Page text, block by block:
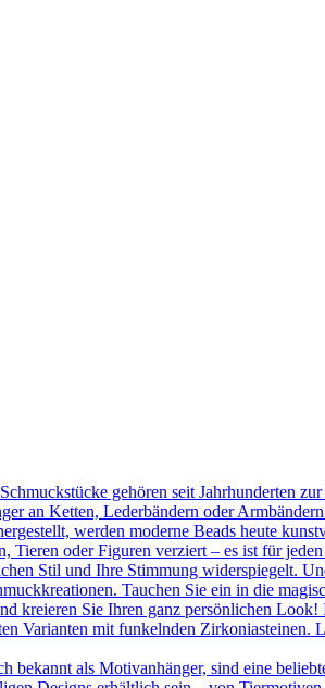
gehören seit Jahrhunderten
an Ketten, Lederbändern oder
werden moderne Beads heute
oder Figuren verziert – es ist für
Stil und Ihre Stimmung widerspiegelt.
Tauchen Sie ein in die
kreieren Sie Ihren ganz persönlichen
Varianten mit funkelnden Zirkoniasteinen.
als Motivanhänger, sind eine